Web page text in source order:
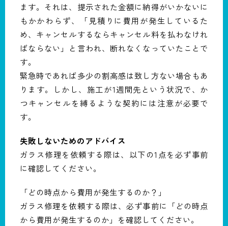
ます。それは、提示された金額に納得がいかないに
もかかわらず、「見積りに費用が発生しているた
め、キャンセルするならキャンセル料を払わなけれ
ばならない」と言われ、断れなくなっていたことで
す。
緊急時であれば多少の割高感は致し方ない場合もあ
ります。しかし、施工が1週間先という状況で、か
つキャンセルを縛るような契約には注意が必要で
す。
失敗しないためのアドバイス
ガラス修理を依頼する際は、以下の1点を必ず事前
に確認してください。
「どの時点から費用が発生するのか？」
ガラス修理を依頼する際は、必ず事前に「どの時点
から費用が発生するのか」を確認してください。